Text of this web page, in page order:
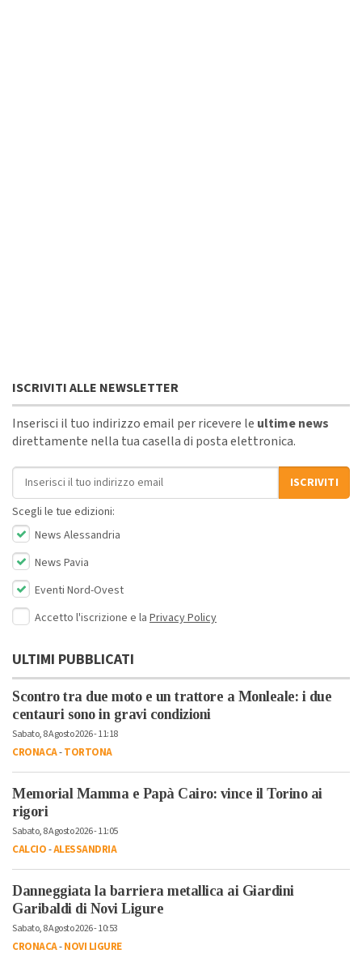
ISCRIVITI ALLE NEWSLETTER
Inserisci il tuo indirizzo email per ricevere le ultime news
direttamente nella tua casella di posta elettronica.
Indirizzo email
ISCRIVITI
Scegli le tue edizioni:
News Alessandria
News Pavia
Eventi Nord-Ovest
Accetto l'iscrizione e la Privacy Policy
ULTIMI PUBBLICATI
Scontro tra due moto e un trattore a Monleale: i due
centauri sono in gravi condizioni
Sabato, 8 Agosto 2026 - 11:18
CRONACA-TORTONA
Memorial Mamma e Papà Cairo: vince il Torino ai
rigori
Sabato, 8 Agosto 2026 - 11:05
CALCIO-ALESSANDRIA
Danneggiata la barriera metallica ai Giardini
Garibaldi di Novi Ligure
Sabato, 8 Agosto 2026 - 10:53
CRONACA-NOVI LIGURE